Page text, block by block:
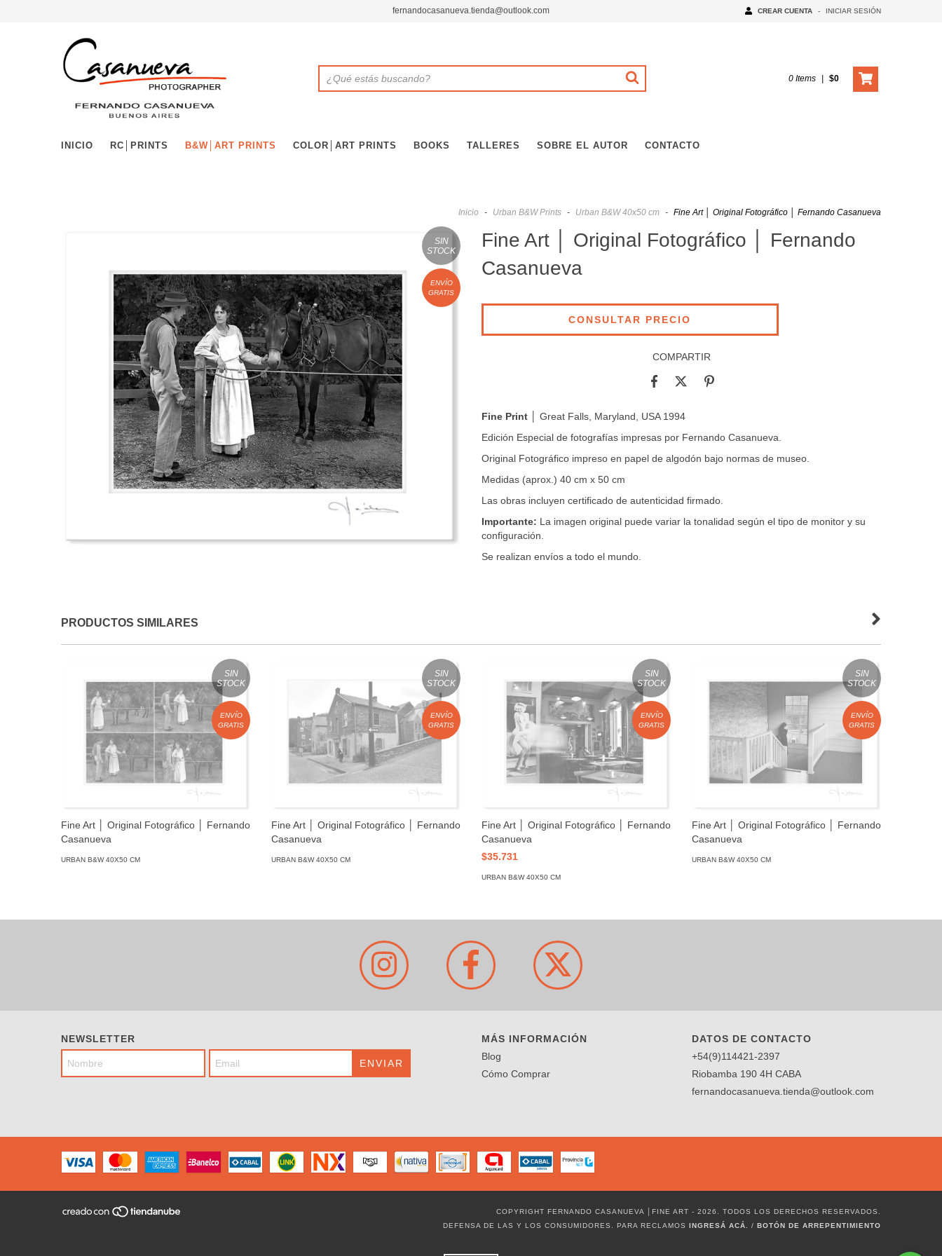
fernandocasanueva.tienda@outlook.com CREAR CUENTA - INICIAR SESIÓN
0 Items $0
INICIO RC│PRINTS B&W│ART PRINTS COLOR│ART PRINTS BOOKS TALLERES SOBRE EL AUTOR CONTACTO
Inicio - Urban B&W Prints - Urban B&W 40x50 cm - Fine Art │ Original Fotográfico │ Fernando Casanueva
SIN
STOCK
ENVÍO
GRATIS
Fine Art │ Original Fotográfico │ Fernando
Casanueva
COMPARTIR
Fine Print │ Great Falls, Maryland, USA 1994
Edición Especial de fotografías impresas por Fernando Casanueva.
Original Fotográfico impreso en papel de algodón bajo normas de museo.
Medidas (aprox.) 40 cm x 50 cm
Las obras incluyen certificado de autenticidad firmado.
Importante: La imagen original puede variar la tonalidad según el tipo de monitor y su
configuración.
Se realizan envíos a todo el mundo.
PRODUCTOS SIMILARES
SIN
STOCK
ENVÍO
GRATIS
Fine Art │ Original Fotográfico │ Fernando
Casanueva
URBAN B&W 40X50 CM
SIN
STOCK
ENVÍO
GRATIS
Fine Art │ Original Fotográfico │ Fernando
Casanueva
URBAN B&W 40X50 CM
SIN
STOCK
ENVÍO
GRATIS
Fine Art │ Original Fotográfico │ Fernando
Casanueva
$35.731
URBAN B&W 40X50 CM
SIN
STOCK
ENVÍO
GRATIS
Fine Art │ Original Fotográfico │ Fernando
Casanueva
URBAN B&W 40X50 CM
NEWSLETTER
MÁS INFORMACIÓN
Blog
Cómo Comprar
DATOS DE CONTACTO
+54(9)114421-2397
Riobamba 190 4H CABA
fernandocasanueva.tienda@outlook.com
COPYRIGHT FERNANDO CASANUEVA │FINE ART - 2026. TODOS LOS DERECHOS RESERVADOS.
DEFENSA DE LAS Y LOS CONSUMIDORES. PARA RECLAMOS INGRESÁ ACÁ. / BOTÓN DE ARREPENTIMIENTO